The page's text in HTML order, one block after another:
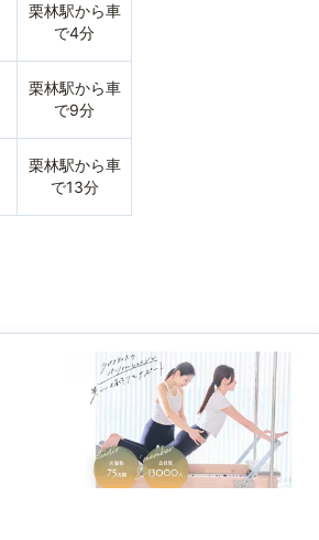
栗林駅から車
で4分
栗林駅から車
で9分
栗林駅から車
で13分